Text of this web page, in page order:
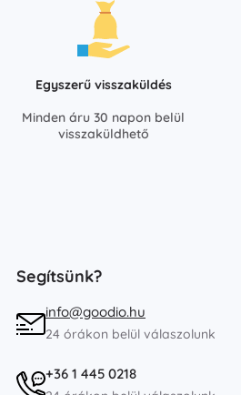
Egyszerű visszaküldés
Minden áru 30 napon belül
visszaküldhető
Segítsünk?
info@goodio.hu
24 órákon belül válaszolunk
+36 1 445 0218